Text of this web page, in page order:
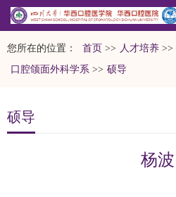
您所在的位置： 首页 >> 人才培养 >>
口腔颌面外科学系 >> 硕导
硕导
杨波